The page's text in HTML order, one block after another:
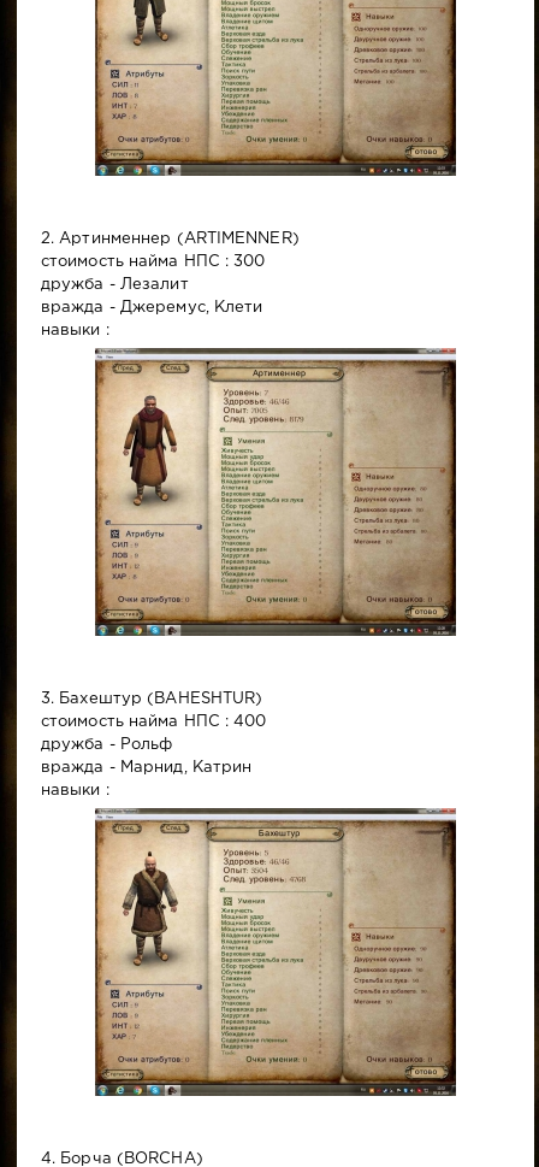
2. Артинменнер (ARTIMENNER)
стоимость найма НПС : 300
дружба - Лезалит
вражда - Джеремус, Клети
навыки :
3. Бахештур (BAHESHTUR)
стоимость найма НПС : 400
дружба - Рольф
вражда - Марнид, Катрин
навыки :
4. Борча (BORCHA)